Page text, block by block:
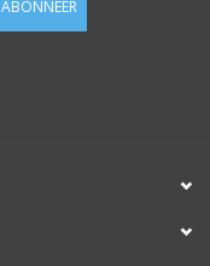
ABONNEER